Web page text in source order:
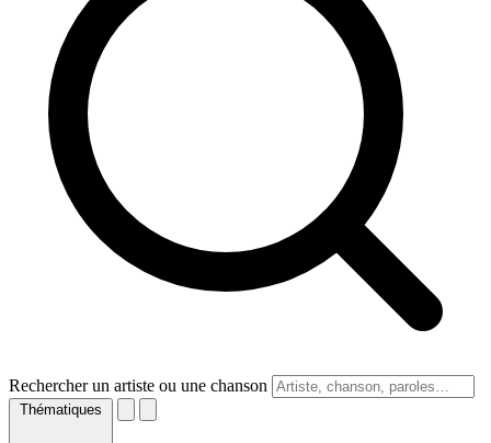
Rechercher un artiste ou une chanson
Thématiques